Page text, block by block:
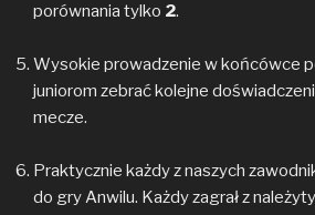
porównania tylko 2.
Wysokie prowadzenie w końcówce
juniorom zebrać kolejne
mecze.
Praktycznie każdy z naszych
do gry Anwilu. Każdy zagrał z